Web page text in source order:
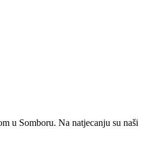
u Somboru. Na natjecanju su naši